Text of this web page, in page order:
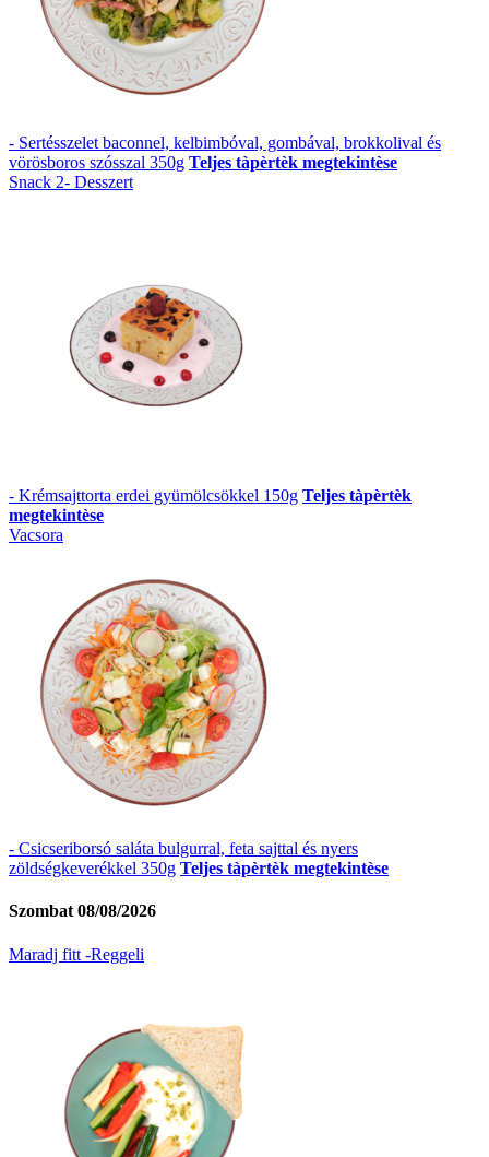
- Sertésszelet baconnel, kelbimbóval, gombával, brokkolival és
vörösboros szósszal 350g Teljes tàpèrtèk megtekintèse
Snack 2- Desszert
- Krémsajttorta erdei gyümölcsökkel 150g Teljes tàpèrtèk
megtekintèse
Vacsora
- Csicseriborsó saláta bulgurral, feta sajttal és nyers
zöldségkeverékkel 350g Teljes tàpèrtèk megtekintèse
Szombat 08/08/2026
Maradj fitt -Reggeli